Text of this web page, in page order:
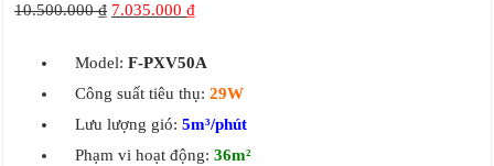
10.500.000₫ 7.035.000 ₫
Model: F-PXV50A
Công suất tiêu thụ: 29W
Lưu lượng gió: 5m³/phút
Phạm vi hoạt động: 36m²